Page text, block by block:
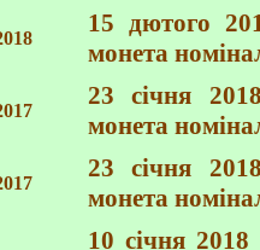
15 дютого
монета
23 січня
монета
23 січня
монета
10 січня